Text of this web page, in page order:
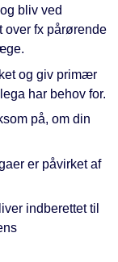
bliv ved
over fx pårørende
og giv primær
har behov for.
på, om din
er påvirket af
indberettet til